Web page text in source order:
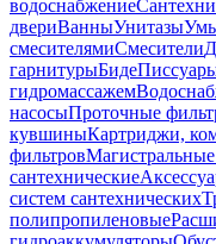
водоснабжение
двериВанныУнитазы
смесителямиСмесители
гарнитурыБиде
гидромассажем
насосыПроточные
кувшиныКартриджи,
фильтров
сантехнические
систем сантехнических
полипропиленовые